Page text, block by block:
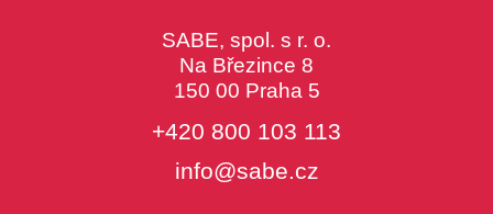
SABE, spol. s r. o.
Na Březince 8
150 00 Praha 5
+420 800 103 113
info@sabe.cz